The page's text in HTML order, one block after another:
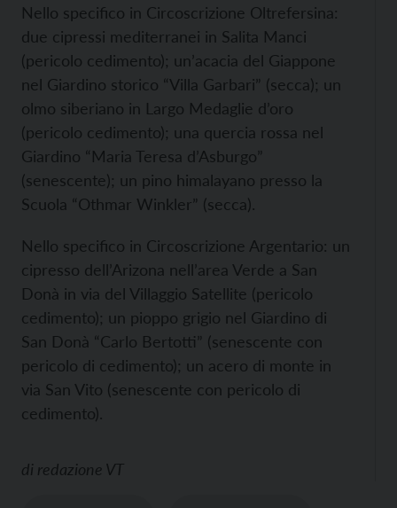
Nello specifico in Circoscrizione Oltrefersina:
due cipressi mediterranei in Salita Manci
(pericolo cedimento); un’acacia del Giappone
nel Giardino storico “Villa Garbari” (secca); un
olmo siberiano in Largo Medaglie d’oro
(pericolo cedimento); una quercia rossa nel
Giardino “Maria Teresa d’Asburgo”
(senescente); un pino himalayano presso la
Scuola “Othmar Winkler” (secca).
Nello specifico in Circoscrizione Argentario: un
cipresso dell’Arizona nell’area Verde a San
Donà in via del Villaggio Satellite (pericolo
cedimento); un pioppo grigio nel Giardino di
San Donà “Carlo Bertotti” (senescente con
pericolo di cedimento); un acero di monte in
via San Vito (senescente con pericolo di
cedimento).
di redazione VT